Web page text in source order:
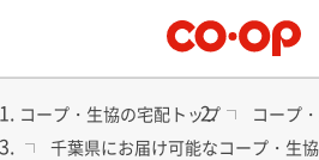
ュ
コープ・生協の宅配トップ
コープ
千葉県にお届け可能なコープ・生